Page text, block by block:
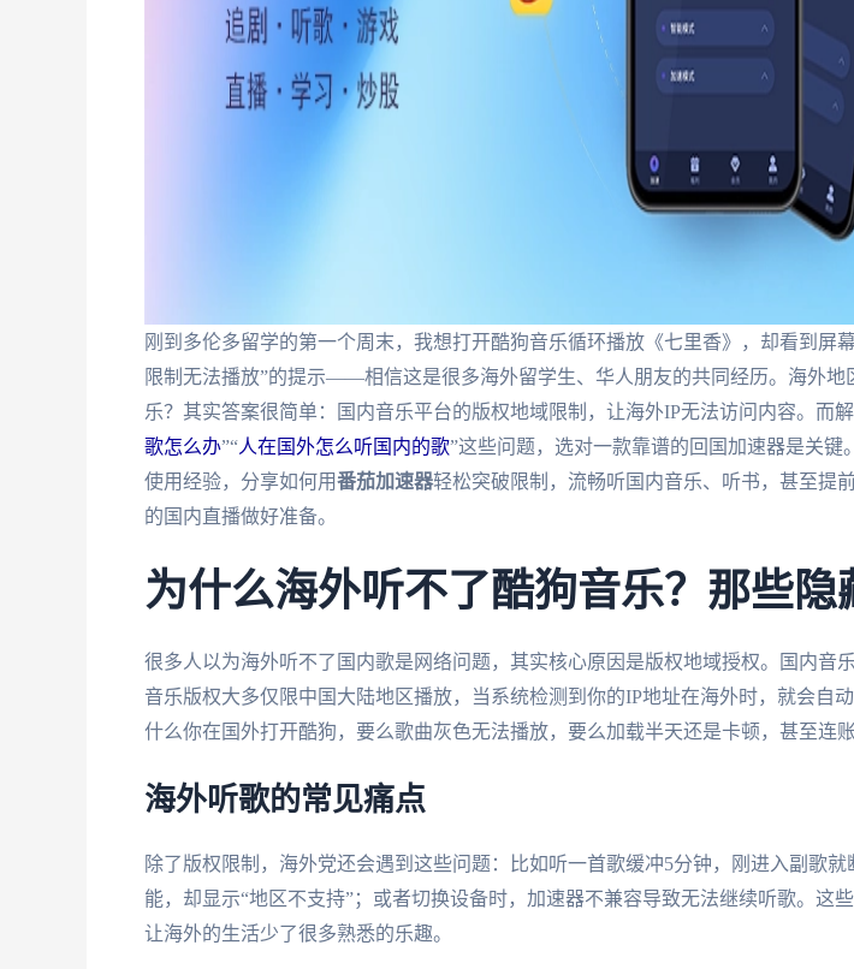
刚到多伦多留学的第一个周末，我想打开酷狗音乐循环播放《七里香》，却看到屏
限制无法播放”的提示——相信这是很多海外留学生、华人朋友的共同经历。海外地
乐？其实答案很简单：国内音乐平台的版权地域限制，让海外IP无法访问内容。而
歌怎么办”“人在国外怎么听国内的歌”这些问题，选对一款靠谱的回国加速器是关键
使用经验，分享如何用番茄加速器轻松突破限制，流畅听国内音乐、听书，甚至提
的国内直播做好准备。
为什么海外听不了酷狗音乐？那些隐
很多人以为海外听不了国内歌是网络问题，其实核心原因是版权地域授权。国内音
音乐版权大多仅限中国大陆地区播放，当系统检测到你的IP地址在海外时，就会自
什么你在国外打开酷狗，要么歌曲灰色无法播放，要么加载半天还是卡顿，甚至连
海外听歌的常见痛点
除了版权限制，海外党还会遇到这些问题：比如听一首歌缓冲5分钟，刚进入副歌
能，却显示“地区不支持”；或者切换设备时，加速器不兼容导致无法继续听歌。这
让海外的生活少了很多熟悉的乐趣。